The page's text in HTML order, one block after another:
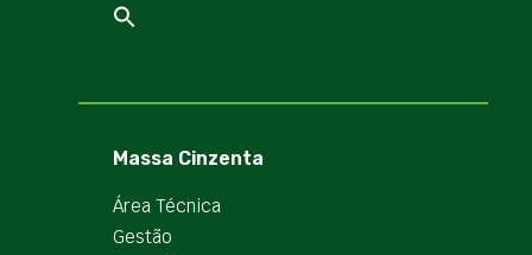
Massa Cinzenta
Área Técnica
Gestão